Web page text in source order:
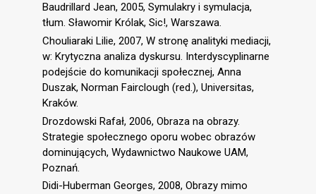
Baudrillard Jean, 2005, Symulakry i symulacja,
tłum. Sławomir Królak, Sic!, Warszawa.
Chouliaraki Lilie, 2007, W stronę analityki mediacji,
w: Krytyczna analiza dyskursu. Interdyscyplinarne
podejście do komunikacji społecznej, Anna
Duszak, Norman Fairclough (red.), Universitas,
Kraków.
Drozdowski Rafał, 2006, Obraza na obrazy.
Strategie społecznego oporu wobec obrazów
dominujących, Wydawnictwo Naukowe UAM,
Poznań.
Didi-Huberman Georges, 2008, Obrazy mimo